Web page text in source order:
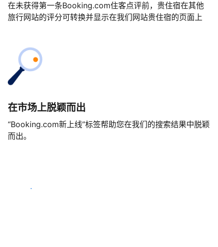
在未获得第一条Booking.com住客点评前，贵住宿在其他
旅行网站的评分可转换并显示在我们网站贵住宿的页面上
在市场上脱颖而出
“Booking.com新上线”标签帮助您在我们的搜索结果中脱颖
而出。
马上开始